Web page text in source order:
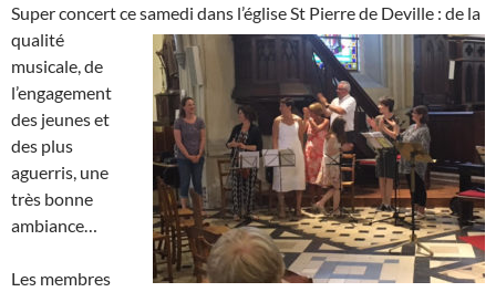
Super concert cesamedi dans l’église St Pierre de Deville : de la
qualité
musicale, de
l’engagement
des jeunes et
des plus
aguerris, une
très bonne
ambiance…
Les membres